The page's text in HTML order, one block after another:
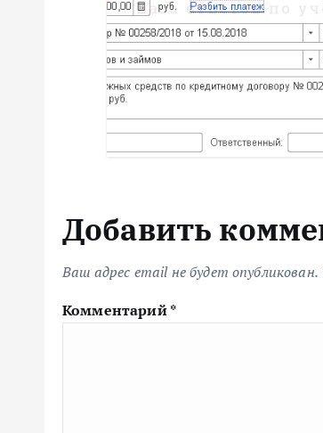
Добавить
Ваш адрес email не будет опубликован.
Комментарий*